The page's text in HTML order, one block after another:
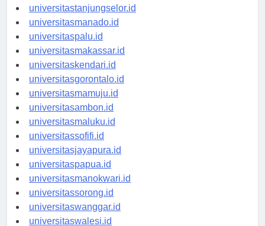
universitasbanjarbaru.id
universitastanjungselor.id
universitasmanado.id
universitaspalu.id
universitasmakassar.id
universitaskendari.id
universitasgorontalo.id
universitasmamuju.id
universitasambon.id
universitasmaluku.id
universitassofifi.id
universitasjayapura.id
universitaspapua.id
universitasmanokwari.id
universitassorong.id
universitaswanggar.id